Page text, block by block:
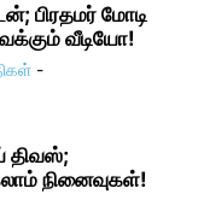
பிரதமர் மோடி
வீடியோ!
-
திவஸ்;
நினைவுகள்!